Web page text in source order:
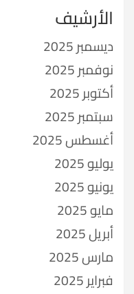
الأرشيف
ديسمبر 2025
نوفمبر 2025
أكتوبر 2025
سبتمبر 2025
أغسطس 2025
يوليو 2025
يونيو 2025
مايو 2025
أبريل 2025
مارس 2025
فبراير 2025